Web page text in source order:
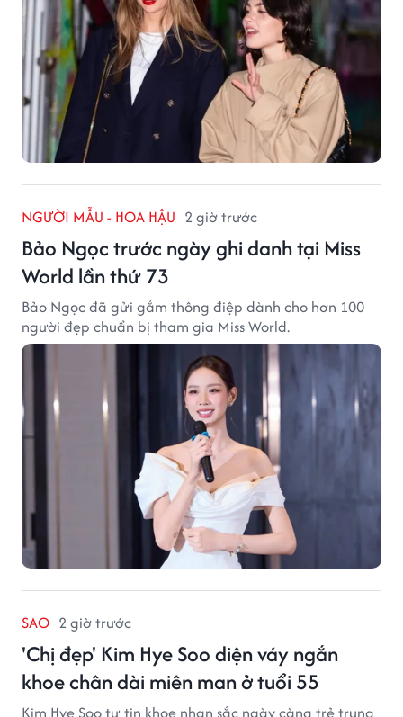
NGƯỜI MẪU - HOA HẬU 2 giờ trước
Bảo Ngọc trước ngày ghi danh tại Miss
World lần thứ 73
Bảo Ngọc đã gửi gắm thông điệp dành cho hơn 100
người đẹp chuẩn bị tham gia Miss World.
SAO 2 giờ trước
'Chị đẹp' Kim Hye Soo diện váy ngắn
khoe chân dài miên man ở tuổi 55